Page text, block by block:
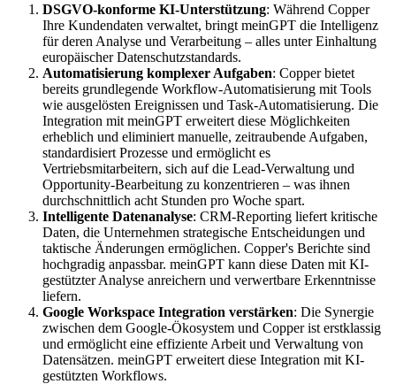
DSGVO-konforme KI-Unterstützung: Während Copper
Ihre Kundendaten verwaltet, bringt meinGPT die Intelligenz
für deren Analyse und Verarbeitung – alles unter Einhaltung
europäischer Datenschutzstandards.
Automatisierung komplexer Aufgaben: Copper bietet
bereits grundlegende Workflow-Automatisierung mit Tools
wie ausgelösten Ereignissen und Task-Automatisierung. Die
Integration mit meinGPT erweitert diese Möglichkeiten
erheblich und eliminiert manuelle, zeitraubende Aufgaben,
standardisiert Prozesse und ermöglicht es
Vertriebsmitarbeitern, sich auf die Lead-Verwaltung und
Opportunity-Bearbeitung zu konzentrieren – was ihnen
durchschnittlich acht Stunden pro Woche spart.
Intelligente Datenanalyse: CRM-Reporting liefert kritische
Daten, die Unternehmen strategische Entscheidungen und
taktische Änderungen ermöglichen. Copper's Berichte sind
hochgradig anpassbar. meinGPT kann diese Daten mit KI-
gestützter Analyse anreichern und verwertbare Erkenntnisse
liefern.
Google Workspace Integration verstärken: Die Synergie
zwischen dem Google-Ökosystem und Copper ist erstklassig
und ermöglicht eine effiziente Arbeit und Verwaltung von
Datensätzen. meinGPT erweitert diese Integration mit KI-
gestützten Workflows.